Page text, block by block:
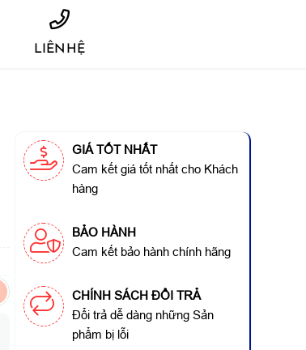
LIÊN HỆ
GIÁ TỐT NHẤT
Cam kết giá tốt nhất cho Khách
hàng
BẢO HÀNH
Cam kết bảo hành chính hãng
CHÍNH SÁCH ĐỔI TRẢ
Đổi trả dễ dàng những Sản
phẩm bị lỗi